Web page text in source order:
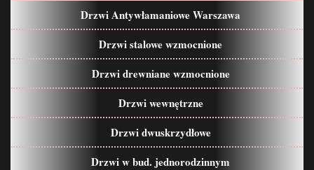
Drzwi Antywłamaniowe Warszawa
Drzwi stalowe wzmocnione
Drzwi drewniane wzmocnione
Drzwi wewnętrzne
Drzwi dwuskrzydłowe
Drzwi w bud. jednorodzinnym